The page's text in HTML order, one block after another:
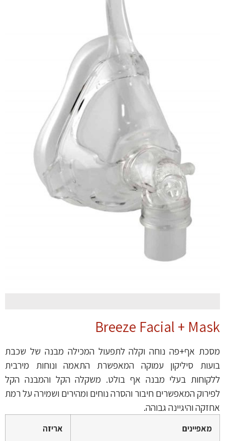
Breeze Facial + Mask
מסכת אף+פה נוחה וקלה לתפעול המכילה מבנה של שכבת
בועות סיליקון עמוקה המאפשרת התאמה ונוחות מירבית
ללקוחות בעלי מבנה אף בולט. משקלה הקל והמבנה הקל
לפירוק המאפשרים חיבור והסרה נוחים ומהירים ושמירה על רמת
אחזקה והיגיינה גבוהה.
מאפיינים אריזה